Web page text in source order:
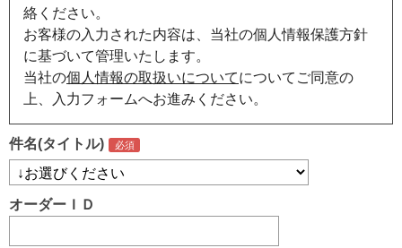
絡ください。
お客様の入力された内容は、当社の個人情報保護方針
に基づいて管理いたします。
当社の個人情報の取扱いについてについてご同意の
上、入力フォームへお進みください。
件名(タイトル)
オーダーＩＤ